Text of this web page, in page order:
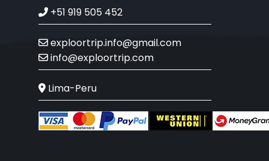
+51 919 505 452
exploortrip.info@gmail.com
info@exploortrip.com
Lima-Peru